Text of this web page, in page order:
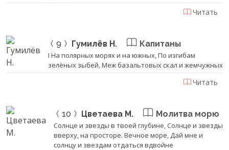
Читать
9 Гумилёв Н. Капитаны
I На полярных морях и на южных, По изгибам
зелёных зыбей, Меж базальтовых скал и жемчужных
Читать
10 Цветаева М. Молитва морю
Солнце и звезды в твоей глубине, Солнце и звезды
вверху, на просторе. Вечное море, Дай мне и
солнцу и звездам отдаться вдвойне